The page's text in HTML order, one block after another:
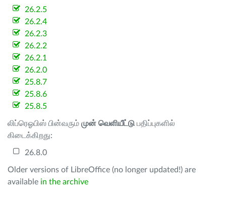
26.2.5
26.2.4
26.2.3
26.2.2
26.2.1
26.2.0
25.8.7
25.8.6
25.8.5
லிப்ரெஓபிஸ் பின்வரும் முன் வெளியீட்டு பதிப்புகளில்
கிடைக்கிறது:
26.8.0
Older versions of LibreOffice (no longer updated!) are
available in the archive